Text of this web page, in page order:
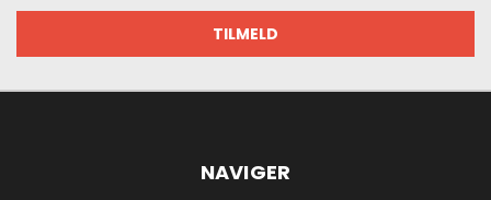
NAVIGER